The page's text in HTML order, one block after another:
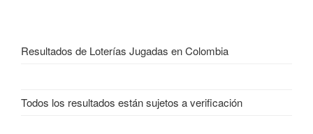
Resultados de Loterías Jugadas en Colombia
Todos los resultados están sujetos a verificación